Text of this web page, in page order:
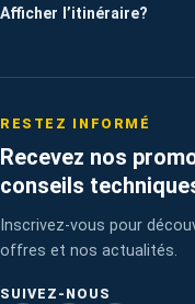
Afficher l’itinéraire?
RESTEZ INFORMÉ
Recevez nos
conseils
Inscrivez-vous pour
offres et nos actualités.
SUIVEZ-NOUS